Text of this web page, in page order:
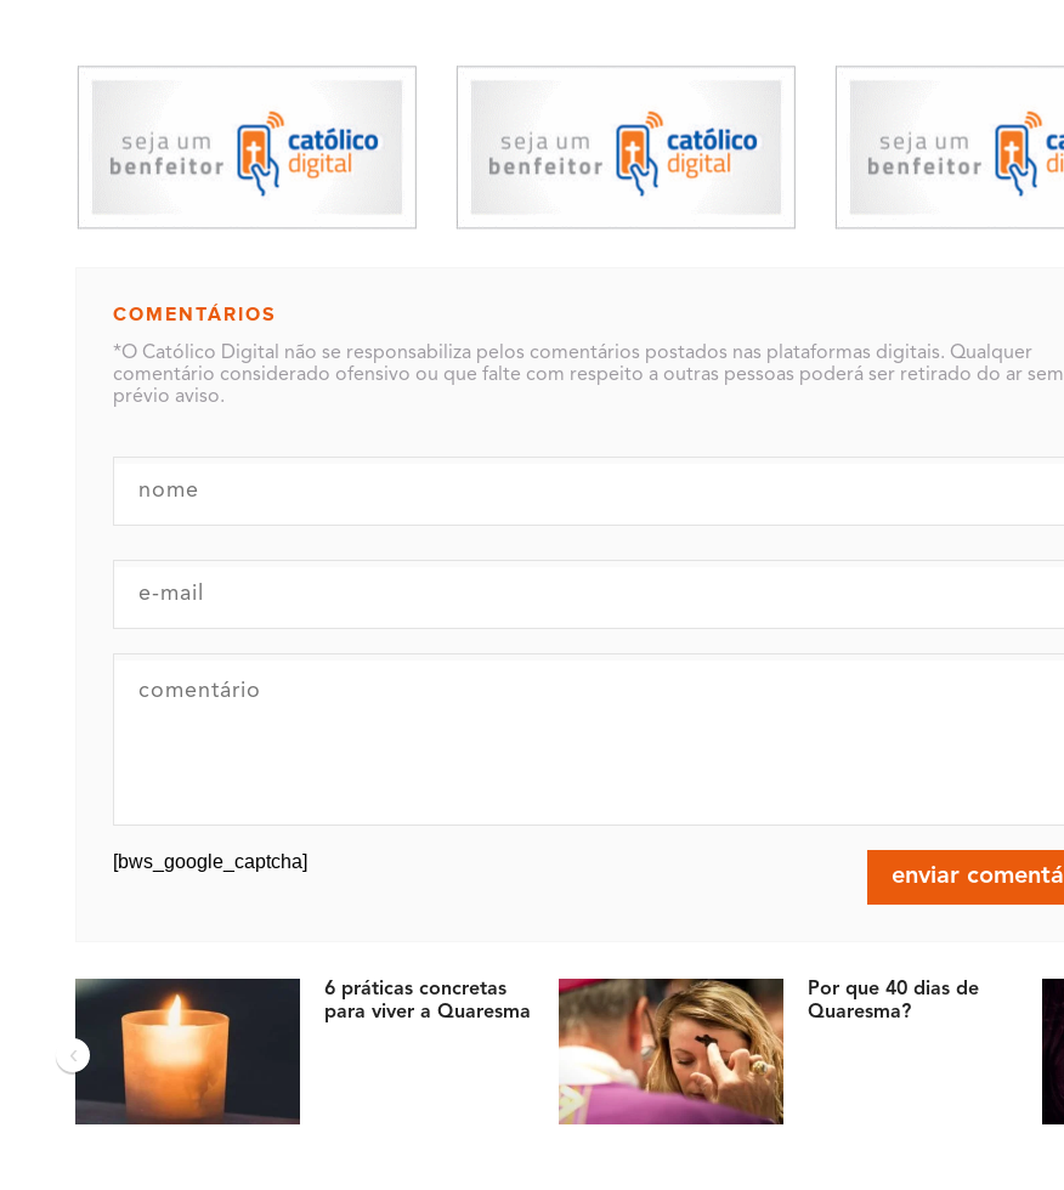
COMENTÁRIOS
*O Católico Digital não se responsabiliza pelos comentários postados nas plataformas digitais. Qualquer
comentário considerado ofensivo ou que falte com respeito a outras pessoas poderá ser retirado do ar sem
prévio aviso.
[bws_google_captcha]
6 práticas concretas
para viver a Quaresma
Por que 40 dias de
Quaresma?
‹